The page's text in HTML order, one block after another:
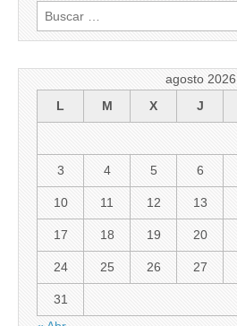
Buscar:
agosto 2026
L
M X J
3 4 5 6
10 11 12 13
17 18 19 20
24 25 26 27
31